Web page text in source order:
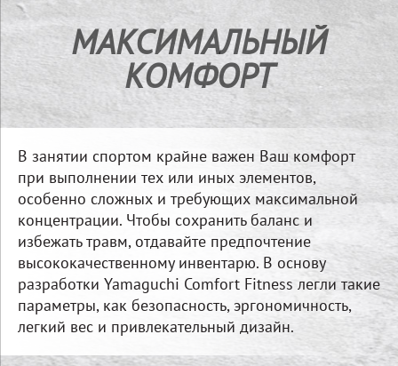
МАКСИМАЛЬНЫЙ
КОМФОРТ
В занятии спортом крайне важен Ваш комфорт
при выполнении тех или иных элементов,
особенно сложных и требующих максимальной
концентрации. Чтобы сохранить баланс и
избежать травм, отдавайте предпочтение
высококачественному инвентарю. В основу
разработки Yamaguchi Comfort Fitness легли такие
параметры, как безопасность, эргономичность,
легкий вес и привлекательный дизайн.